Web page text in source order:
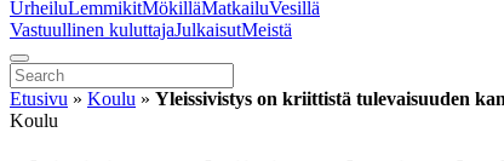
UrheiluLemmikitMökilläMatkailuVesillä
Vastuullinen kuluttajaJulkaisutMeistä
Etusivu » Koulu » Yleissivistys on kriittistä tulevaisuuden
Koulu